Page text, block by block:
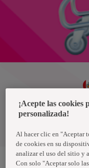
Política
¡Acepte las cookies
personalizada!
Al hacer clic en "Aceptar
de cookies en su
analizar el uso del sitio y
Con solo "Aceptar solo